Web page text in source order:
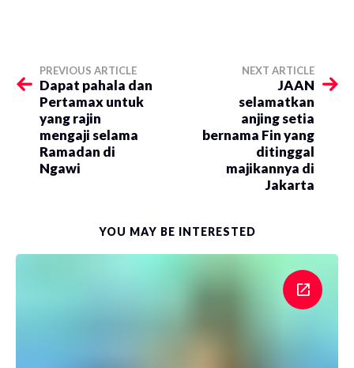
PREVIOUS ARTICLE
Dapat pahala dan
Pertamax untuk
yang rajin
mengaji selama
Ramadan di
Ngawi
NEXT ARTICLE
JAAN
selamatkan
anjing setia
bernama Fin yang
ditinggal
majikannya di
Jakarta
YOU MAY BE INTERESTED